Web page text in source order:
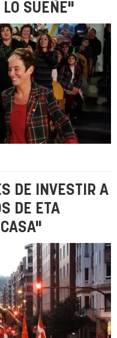
LO SUEÑE"
DE INVESTIR A
DE ETA